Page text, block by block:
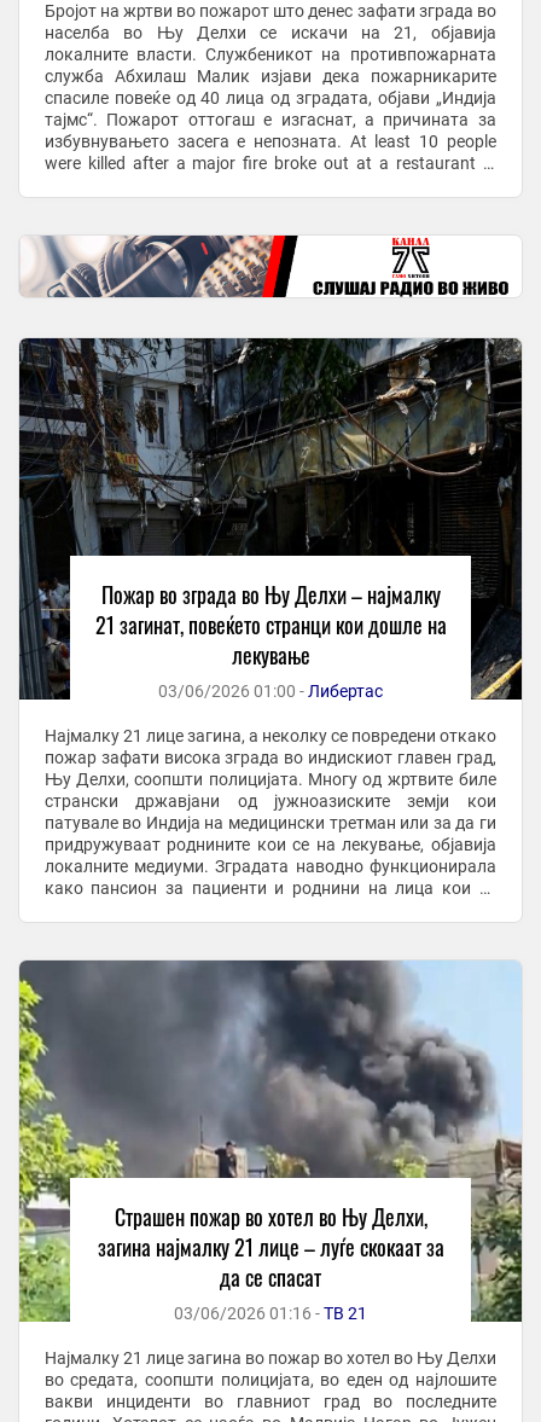
Бројот на жртви во пожарот што денес зафати зграда во
населба во Њу Делхи се искачи на 21, објавија
локалните власти. Службеникот на противпожарната
служба Абхилаш Малик изјави дека пожарникарите
спасиле повеќе од 40 лица од зградата, објави „Индија
тајмс“. Пожарот оттогаш е изгаснат, а причината за
избувнувањето засега е непозната. At least 10 people
were killed after a major fire broke out at a restaurant in
Пожар во зграда во Њу Делхи – најмалку
21 загинат, повеќето странци кои дошле на
лекување
03/06/2026 01:00 - Либертас
Најмалку 21 лице загина, а неколку се повредени откако
пожар зафати висока зграда во индискиот главен град,
Њу Делхи, соопшти полицијата. Многу од жртвите биле
странски државјани од јужноазиските земји кои
патувале во Индија на медицински третман или за да ги
придружуваат роднините кои се на лекување, објавија
локалните медиуми. Зградата наводно функционирала
како пансион за пациенти и роднини на лица кои се
Страшен пожар во хотел во Њу Делхи,
загина најмалку 21 лице – луѓе скокаат за
да се спасат
03/06/2026 01:16 -ТВ 21
Најмалку 21 лице загина во пожар во хотел во Њу Делхи
во средата, соопшти полицијата, во еден од најлошите
вакви инциденти во главниот град во последните